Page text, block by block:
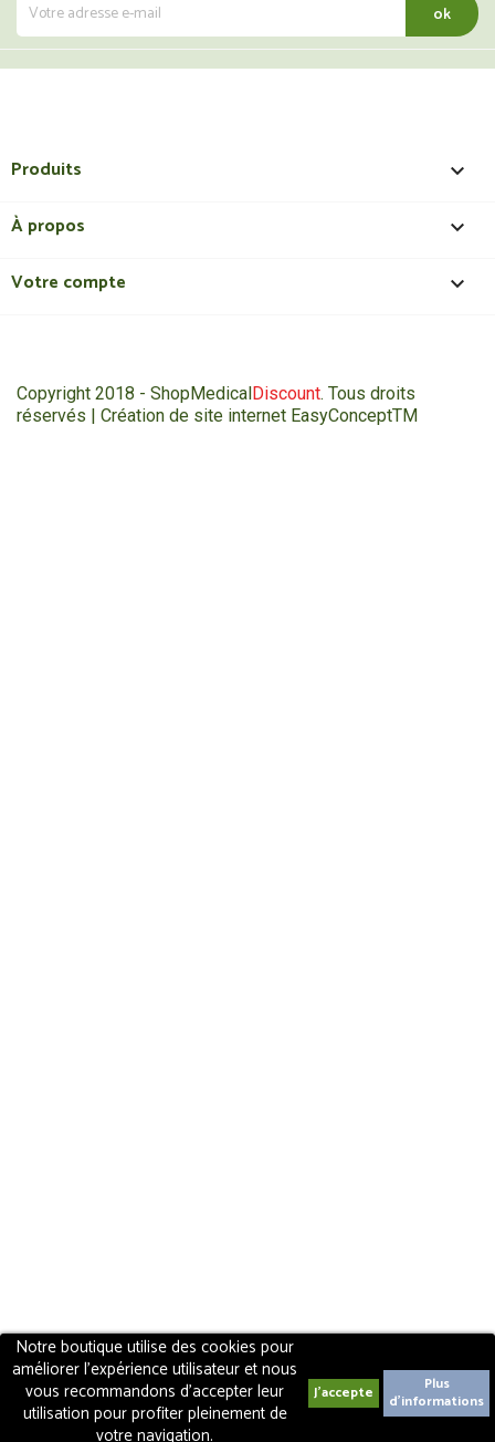
Notre boutique utilise des cookies pour
améliorer l'expérience utilisateur et nous
vous recommandons d'accepter leur
utilisation pour profiter pleinement de
votre navigation.
Plus
d'informations
Produits 
À propos 
Votre compte 
Copyright 2018 - ShopMedicalDiscount. Tous droits
réservés | Création de site internet EasyConceptTM